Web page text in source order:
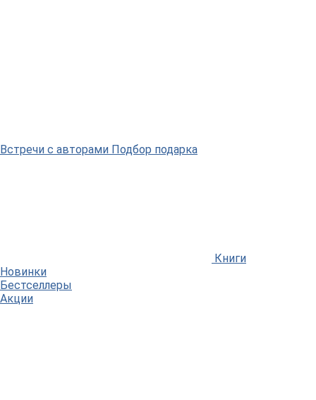
Встречи с авторами Подбор подарка
Книги
Новинки
Бестселлеры
Акции